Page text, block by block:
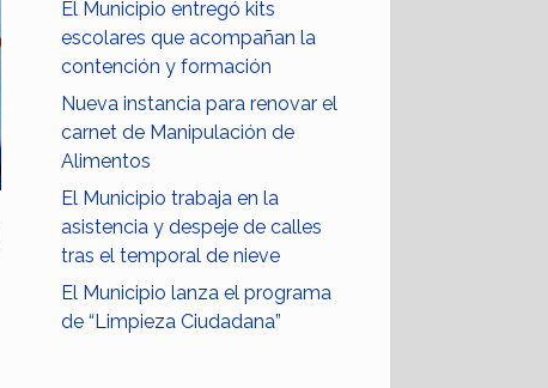
El Municipio entregó kits
escolares que acompañan la
contención y formación
Nueva instancia para renovar el
carnet de Manipulación de
Alimentos
El Municipio trabaja en la
asistencia y despeje de calles
tras el temporal de nieve
El Municipio lanza el programa
de “Limpieza Ciudadana”